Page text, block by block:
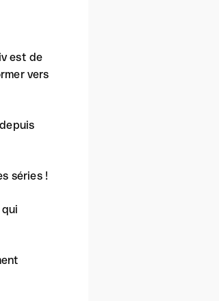
est de
vers
séries !